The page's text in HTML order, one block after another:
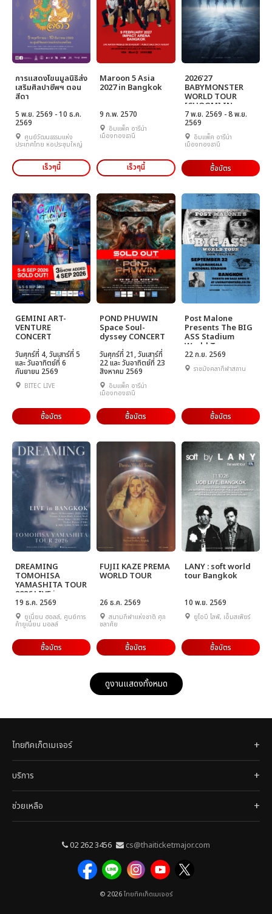
การแสดงโขนมูลนิธิส่ง
เสริมศิลปาชีพฯ ตอน
สีดา
5 พ.ย. 2569 - 10 ธ.ค.
2569
ศูนย์วัฒนธรรมแห่ง
ประเทศไทย หอประชุมใหญ่
เร็วๆนี้
Maroon 5 Asia
2027 in Bangkok
9 ก.พ. 2570
อิมแพ็ค อารีน่า
เมืองทองธานี
เร็วๆนี้
2026'27
BABYMONSTER
WORLD TOUR
[CHOOM] IN
BANGKOK
7 พ.ย. 2569 - 8 พ.ย.
2569
อิมแพ็ค อารีน่า
เมืองทองธานี
ซื้อบัตร
GEMINI ART-
VENTURE
CONCERT
วันศุกร์ที่ 4, วันเสาร์ที่ 5
และ วันอาทิตย์ที่ 6
กันยายน 2569
BITEC LIVE
ซื้อบัตร
POND PHUWIN
Space Soul-
dyssey CONCERT
วันศุกร์ที่ 21, วันเสาร์ที่
22 และ วันอาทิตย์ที่ 23
สิงหาคม 2569
อิมแพ็ค อารีน่า
เมืองทองธานี
ซื้อบัตร
Post Malone
Presents The BIG
ASS Stadium
World Tour
22 ก.ย. 2569
ราชมังคลากีฬาสถาน
ซื้อบัตร
DREAMING
TOMOHISA
YAMASHITA TOUR
2026 LIVE in
BANGKOK
19 ธ.ค. 2569
ยูเนี่ยน ฮอลล์, ศูนย์การ
ค้ายูเนี่ยน มอลล์
ซื้อบัตร
FUJII KAZE PREMA
WORLD TOUR
26 ธ.ค. 2569
สนามกีฬาแห่งชาติ ศุภ
ชลาศัย
ซื้อบัตร
LANY : soft world
tour Bangkok
10 พ.ย. 2569
ยูโอบี ไลฟ์, เอ็มสเฟียร์
ซื้อบัตร
ดูงานแสดงทั้งหมด
ไทยทิคเก็ตเมเจอร์
บริการ
ช่วยเหลือ
02 262 3456 cs@thaiticketmajor.com
© 2026ไทยทิคเก็ตเมเจอร์